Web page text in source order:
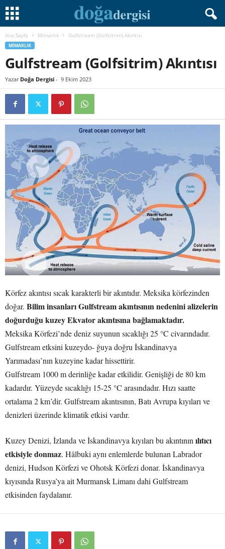
Ana Sayfa Mimarlık Gulfstream (Golfsitrim) Akıntısı
MIMARLIK
Gulfstream (Golfsitrim) Akıntısı
Yazar Doğa Dergisi - 9 Ekim 2023
Körfez akıntısı sıcak karakterli bir akıntıdır. Meksika körfezinden
doğar. Bilim insanları Gulfstream akıntısının nedenini alizelerin
doğurduğu kuzey Ekvator akıntısına bağlamaktadır.
Meksika Körfezi’nde deniz suyunun sıcaklığı 25 °C civarındadır.
Gulfstream etksini kuzeydo- ğuya doğru İskandinavya
Yarımadası’nın kuzeyine kadar hissettirir.
Gulfstream 1000 m derinliğe kadar etkilidir. Genişliği de 80 km
kadardır. Yüzeyde sıcaklığı 15-25 °C arasındadır. Hızı saatte
ortalama 2 km’dir. Gulfstream akıntısının, Batı Avrupa kıyıları ve
denizleri üzerinde klimatik etkisi vardır.
Kuzey Denizi, İzlanda ve İskandinavya kıyıları bu akıntının ılıtıcı
etkisiyle donmaz. Hâlbuki aynı enlemlerde bulunan Labrador
denizi, Hudson Körfezi ve Ohotsk Körfezi donar. İskandinavya
kıyısında Rusya’ya ait Murmansk Limanı dahi Gulfstream
etkisinden faydalanır.